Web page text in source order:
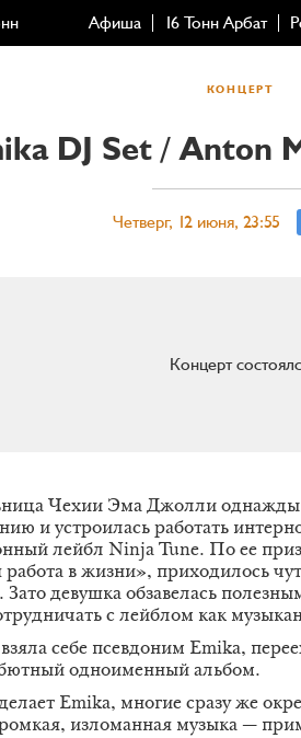
Афиша 16 Тонн Арбат
КОНЦЕРТ
DJ Set / Anton
Четверг, 12 июня, 23:55
Концерт
Чехии Эма Джолли однажды
и устроилась работать
лейбл Ninja Tune. По ее
работа в жизни», приходилось
Зато девушка обзавелась
с лейблом как
себе псевдоним Emika,
одноименный альбом.
Emika, многие сразу же
изломанная музыка —